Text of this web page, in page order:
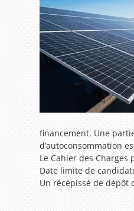
financement. Une
d’autoconsommation
Le Cahier des
Date limite de
Un récépissé de dépôt